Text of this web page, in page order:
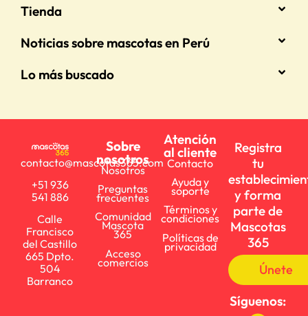
Tienda
Noticias sobre mascotas en Perú
Lo más buscado
contacto@mascotas365.com
+51 936
541 886
Calle
Francisco
del Castillo
665 Dpto.
504
Barranco
Sobre
nosotros
Nosotros
Preguntas
frecuentes
Comunidad
Mascota
365
Acceso
comercios
Atención
al cliente
Contacto
Ayuda y
soporte
Términos y
condiciones
Políticas de
privacidad
Registra
tu
y forma
parte de
Mascotas
365
Únete
Síguenos: